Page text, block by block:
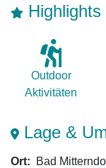
Highlights
Outdoor
Aktivitäten
Lage &
Ort: Bad